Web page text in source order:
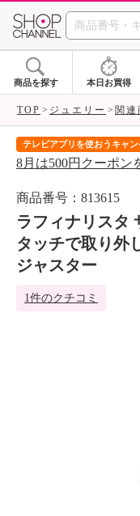
商品を探す 本日お買得
TOP ジュエリー 関連
テレビアプリを使おうキャ
8月は500円クーポン
商品番号：813615
ラフィナリスタ
タッチで取り外
ジャスター
1件のクチコミ